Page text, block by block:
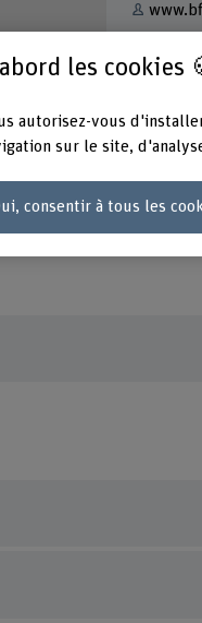
les cookies
autorisez-vous
sur le site,
consentir à tous les